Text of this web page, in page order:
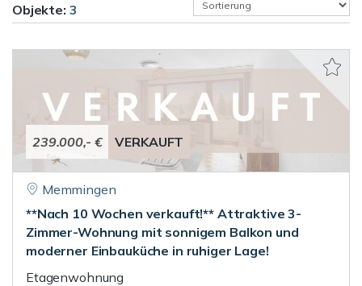
Objekte: 3
239.000,- € VERKAUFT
Memmingen
**Nach 10 Wochen verkauft!** Attraktive 3-
Zimmer-Wohnung mit sonnigem Balkon und
moderner Einbauküche in ruhiger Lage!
Etagenwohnung